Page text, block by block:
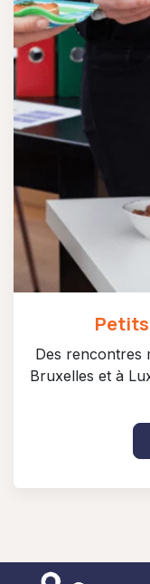
Petits
Des rencontres
Bruxelles et à